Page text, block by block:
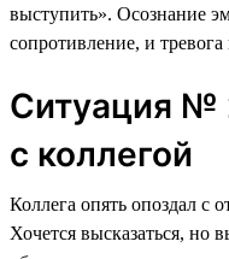
выступить». Осознание
сопротивление, и
Ситуация №
с коллегой
Коллега опять опоздал с
Хочется высказаться, но